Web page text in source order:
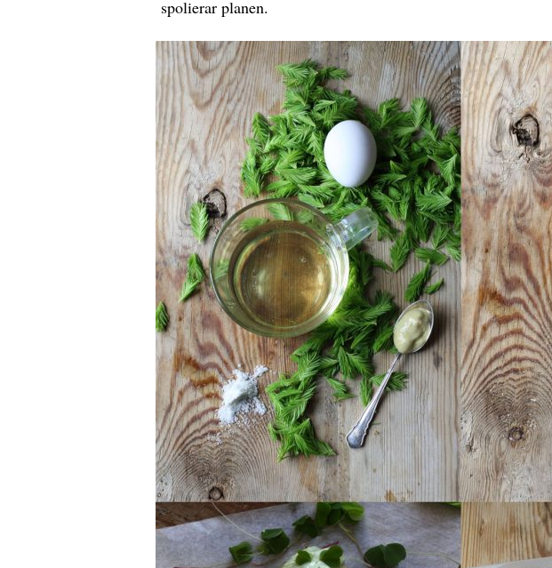
spolierar planen.